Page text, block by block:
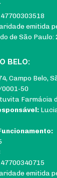
emitida
de São Paulo:
BELO:
Campo Belo,
50
Farmácia
emitida